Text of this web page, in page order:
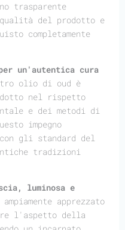
trasparente
del prodotto e
completamente
un'autentica cura
olio di oud è
nel rispetto
e dei metodi di
impegno
gli standard del
tradizioni
luminosa e
apprezzato
l'aspetto della